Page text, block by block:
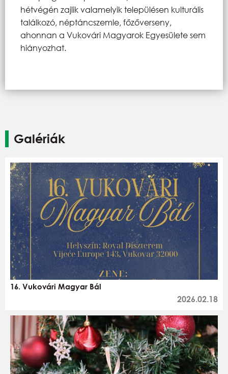
hétvégén zajlik valamelyik településen kulturális
találkozó, néptáncszemle, főzőverseny,
ahonnan a Vukovári Magyarok Egyesülete sem
hiányozhat.
Galériák
16. Vukovári Magyar Bál
2026.02.18